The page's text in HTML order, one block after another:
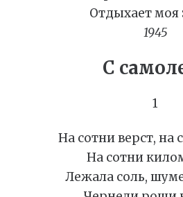
Отдыхает моя
1945
С
1
На сотни верст, на
На сотни
Лежала соль,